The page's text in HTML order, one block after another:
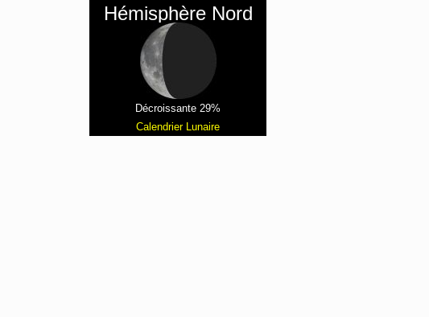
Hémisphère Nord
Décroissante 29%
Calendrier Lunaire